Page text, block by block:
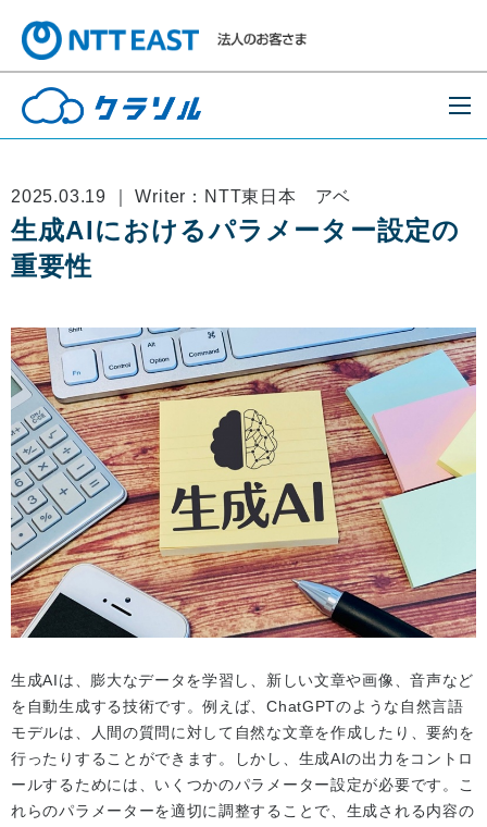
2025.03.19 ｜ Writer：NTT東日本 アベ
生成AIにおけるパラメーター設定の
重要性
生成AIは、膨大なデータを学習し、新しい文章や画像、音声など
を自動生成する技術です。例えば、ChatGPTのような自然言語
モデルは、人間の質問に対して自然な文章を作成したり、要約を
行ったりすることができます。しかし、生成AIの出力をコントロ
ールするためには、いくつかのパラメーター設定が必要です。こ
れらのパラメーターを適切に調整することで、生成される内容の